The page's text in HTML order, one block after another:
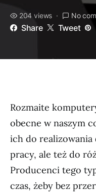
204 views No
Share Tweet
Rozmaite
obecne w naszym
ich do
pracy, ale też do
Producenci tego
czas, żeby bez